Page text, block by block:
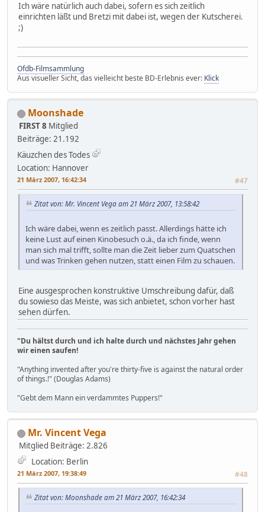
Ich wäre natürlich auch dabei, sofern es sich zeitlich
einrichten läßt und Bretzi mit dabei ist, wegen der Kutscherei.
;)
Ofdb-Filmsammlung
Aus visueller Sicht, das vielleicht beste BD-Erlebnis ever: Klick
Moonshade
FIRST 8 Mitglied
Beiträge: 21.192
Käuzchen des Todes
Location: Hannover
21 März 2007, 16:42:34 #47
Zitat von: Mr. Vincent Vega am 21 März 2007, 13:58:42
Ich wäre dabei, wenn es zeitlich passt. Allerdings hätte ich
keine Lust auf einen Kinobesuch o.ä., da ich finde, wenn
man sich mal trifft, sollte man die Zeit lieber zum Quatschen
und was Trinken gehen nutzen, statt einen Film zu schauen.
Eine ausgesprochen konstruktive Umschreibung dafür, daß
du sowieso das Meiste, was sich anbietet, schon vorher hast
sehen dürfen.
"Du hältst durch und ich halte durch und nächstes Jahr gehen
wir einen saufen!
"Anything invented after you're thirty-five is against the natural order
of things.!" (Douglas Adams)
"Gebt dem Mann ein verdammtes Puppers!"
Mr. Vincent Vega
Mitglied Beiträge: 2.826
Location: Berlin
21 März 2007, 19:38:49 #48
Zitat von: Moonshade am 21 März 2007, 16:42:34